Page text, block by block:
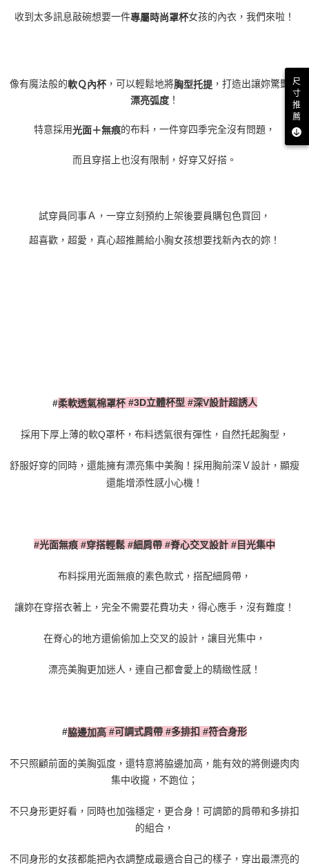
收到太多訊息敲碗想要一件專屬時尚罩杯女孩的內衣，我們來啦！
像有魔法般的軟Ｑ內杯 ，可以輕鬆地將胸型托提 ，打造出讓妳驚豔的
漂亮弧度 ！
特意採用光面＋無痕的布料，一件穿四季完全沒有問題，
而且穿搭上也沒有限制，好穿又好搭。
試穿員同事Ａ，一穿立刻預約上架後要員購包色買回，
超喜歡，超愛，真心超推薦給小胸女孩想要找新內衣的妳！
#柔軟透氣棉罩杯#3D立體杯型#深V設計超誘人
採用下厚上薄的軟Q罩杯，布料透氣很有彈性，自然托起胸型，
舒服好穿的同時，還能擁有漂亮集中美胸！採用胸前深Ｖ設計，顯瘦
還能增添性感小心機！
#光面無痕 #穿搭輕鬆 #細肩帶 #脊心交叉設計 #目光集中
布料採用光面無痕的素色款式，搭配細肩帶，
讓妳在穿搭衣著上，完全不需要花費功夫，得心應手，沒有難度！
在脊心的地方還偷偷加上交叉的設計，讓目光集中，
漂亮美胸更加迷人，連自己都會愛上的精緻性感！
#脇邊加高 #可調式肩帶 #多排扣 #符合身形
不只照顧前面的美胸弧度，還特意將脇邊加高，能有效的將側邊肉肉
集中收攏，不跑位；
不只身形更好看，同時也加強穩定，更合身！可調節的肩帶和多排扣
的組合，
不同身形的女孩都能把內衣調整成最適合自己的樣子，穿出最漂亮的
尺
寸
推
薦